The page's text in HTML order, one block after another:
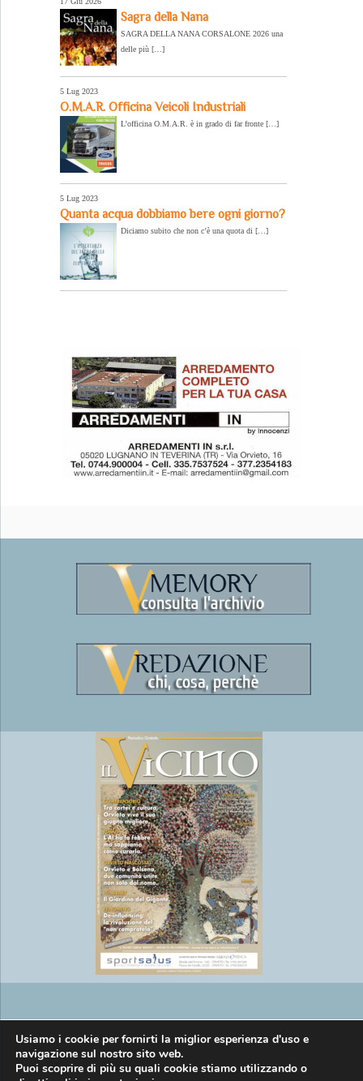
Sagra della Nana
SAGRA DELLA NANA CORSALONE 2026 una
delle più […]
5 Lug 2023
O.M.A.R. Officina Veicoli Industriali
L’officina O.M.A.R. è in grado di far fronte […]
5 Lug 2023
Quanta acqua dobbiamo bere ogni giorno?
Diciamo subito che non c’è una quota di […]
Copyright © EasyMedia srl P.IVA
Usiamo i cookie per fornirti la miglior esperienza d'uso e
navigazione sul nostro sito web.
Puoi scoprire di più su quali cookie stiamo utilizzando o